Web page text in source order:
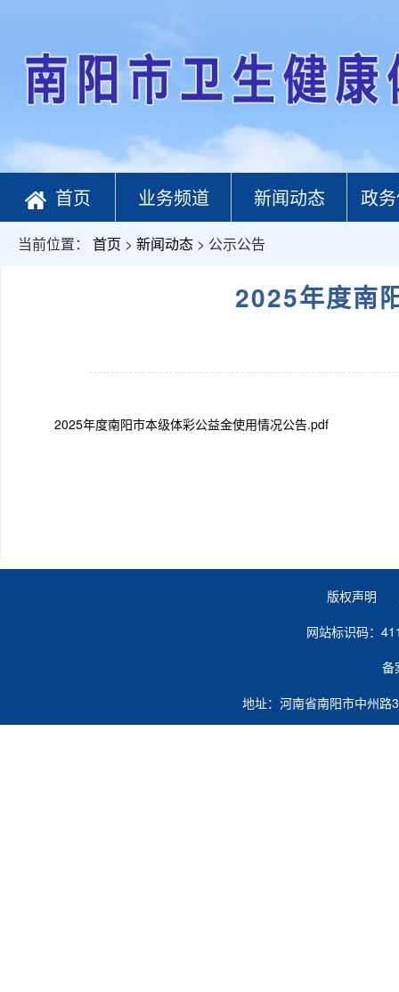
首页 业务频道 新闻动态 政
当前位置： 首页 > 新闻动态 > 公示公告
2025年度南
2025年度南阳市本级体彩公益金使用情况公告.pdf
版权声明
网站标识码：
备
地址：河南省南阳市中州